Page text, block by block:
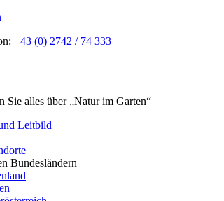
+43 (0) 2742 / 74 333
Sie alles über „Natur im Garten“
Leitbild
Bundesländern